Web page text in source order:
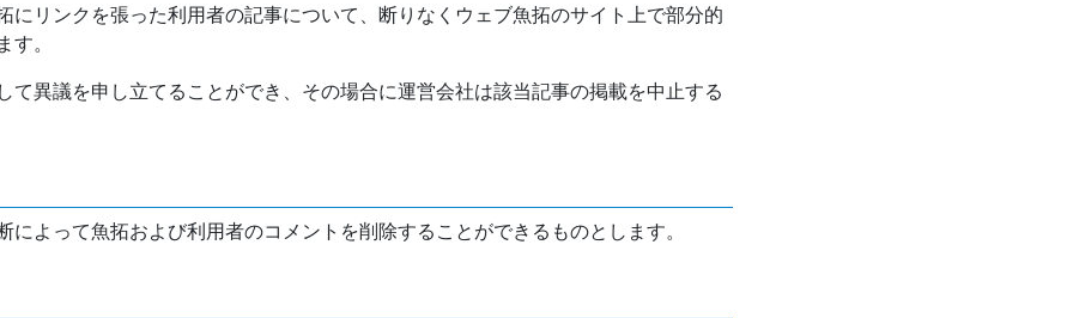
にリンクを張った利用者の記事について、断りなくウェブ魚拓のサイト上で部分的
す。
て異議を申し立てることができ、その場合に運営会社は該当記事の掲載を中止する
によって魚拓および利用者のコメントを削除することができるものとします。